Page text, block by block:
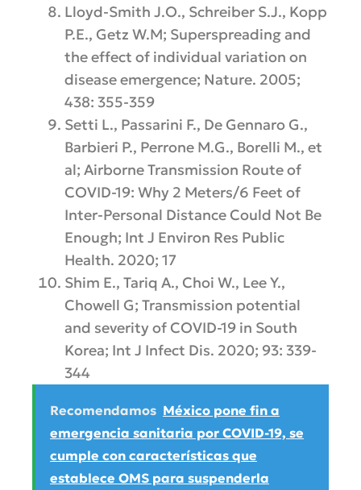
Lloyd-Smith J.O., Schreiber S.J., Kopp
P.E., Getz W.M; Superspreading and
the effect of individual variation on
disease emergence; Nature. 2005;
438: 355-359
Setti L., Passarini F., De Gennaro G.,
Barbieri P., Perrone M.G., Borelli M., et
al; Airborne Transmission Route of
COVID-19: Why 2 Meters/6 Feet of
Inter-Personal Distance Could Not Be
Enough; Int J Environ Res Public
Health. 2020; 17
Shim E., Tariq A., Choi W., Lee Y.,
Chowell G; Transmission potential
and severity of COVID-19 in South
Korea; Int J Infect Dis. 2020; 93: 339-
344
Recomendamos México pone fin a
emergencia sanitaria por COVID-19, se
cumple con características que
establece OMS para suspenderla